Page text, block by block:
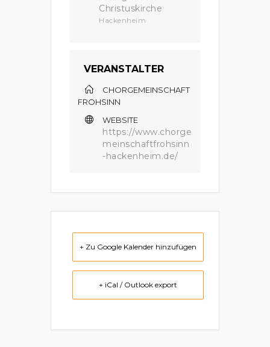
Christuskirche
Hackenheim
VERANSTALTER
CHORGEMEINSCHAFT
FROHSINN
WEBSITE
https://www.chorge
meinschaftfrohsinn
-hackenheim.de/
+ Zu Google Kalender hinzufügen
+ iCal / Outlook export